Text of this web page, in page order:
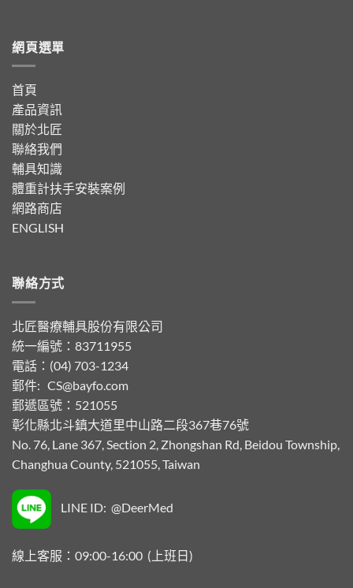
網頁選單
首頁
產品資訊
關於北匠
聯絡我們
輔具知識
體重計扶手安裝案例
網路商店
ENGLISH
聯絡方式
北匠醫療輔具股份有限公司
統一編號：83711955
電話：(04) 703-1234
郵件: CS@bayfo.com
郵遞區號：521055
彰化縣北斗鎮大道里中山路二段367巷76號
No. 76, Lane 367, Section 2, Zhongshan Rd, Beidou Township,
Changhua County, 521055, Taiwan
LINE ID: @DeerMed
線上客服：09:00-16:00 (上班日)